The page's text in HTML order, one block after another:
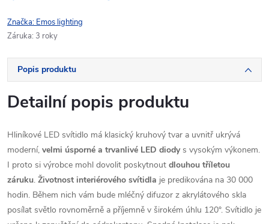
Značka: Emos lighting
Záruka: 3 roky
Popis produktu
Detailní popis produktu
Hliníkové LED svítidlo má klasický kruhový tvar a uvnitř ukrývá
moderní, velmi úsporné a trvanlivé LED diody s vysokým výkonem.
I proto si výrobce mohl dovolit poskytnout dlouhou tříletou
záruku. Životnost interiérového svítidla je predikována na 30 000
hodin. Během nich vám bude mléčný difuzor z akrylátového skla
posílat světlo rovnoměrně a příjemně v širokém úhlu 120°. Svítidlo je